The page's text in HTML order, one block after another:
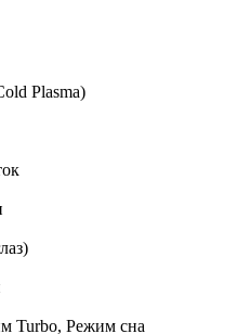
Plasma)
Turbo, Режим сна